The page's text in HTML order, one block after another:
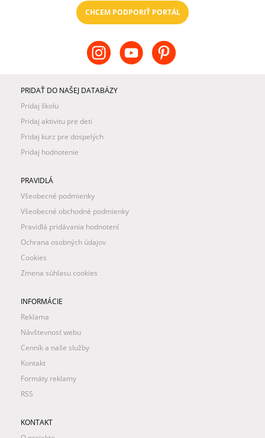
CHCEM PODPORIŤ PORTÁL
PRIDAŤ DO NAŠEJ DATABÁZY
Pridaj školu
Pridaj aktivitu pre deti
Pridaj kurz pre dospelých
Pridaj hodnotenie
PRAVIDLÁ
Všeobecné podmienky
Všeobecné obchodné podmienky
Pravidlá pridávania hodnotení
Ochrana osobných údajov
Cookies
Zmena súhlasu cookies
INFORMÁCIE
Reklama
Návštevnosť webu
Cenník a naše služby
Kontakt
Formáty reklamy
RSS
KONTAKT